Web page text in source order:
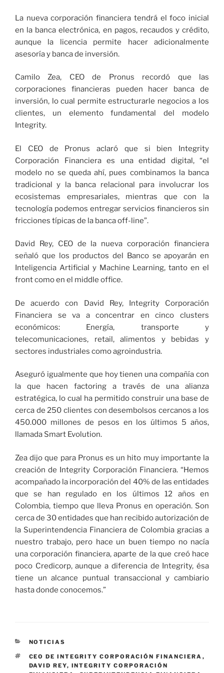
La nueva corporación financiera tendrá el foco inicial
en la banca electrónica, en pagos, recaudos y crédito,
aunque la licencia permite hacer adicionalmente
asesoría y banca de inversión.
Camilo Zea, CEO de Pronus recordó que las
corporaciones financieras pueden hacer banca de
inversión, lo cual permite estructurarle negocios a los
clientes, un elemento fundamental del modelo
Integrity.
El CEO de Pronus aclaró que si bien Integrity
Corporación Financiera es una entidad digital, “el
modelo no se queda ahí, pues combinamos la banca
tradicional y la banca relacional para involucrar los
ecosistemas empresariales, mientras que con la
tecnología podemos entregar servicios financieros sin
fricciones típicas de la banca off-line”.
David Rey, CEO de la nueva corporación financiera
señaló que los productos del Banco se apoyarán en
Inteligencia Artificial y Machine Learning, tanto en el
front como en el middle office.
De acuerdo con David Rey, Integrity Corporación
Financiera se va a concentrar en cinco clusters
económicos: Energía, transporte y
telecomunicaciones, retail, alimentos y bebidas y
sectores industriales como agroindustria.
Aseguró igualmente que hoy tienen una compañía con
la que hacen factoring a través de una alianza
estratégica, lo cual ha permitido construir una base de
cerca de 250 clientes con desembolsos cercanos a los
450.000 millones de pesos en los últimos 5 años,
llamada Smart Evolution.
Zea dijo que para Pronus es un hito muy importante la
creación de Integrity Corporación Financiera. “Hemos
acompañado la incorporación del 40% de las entidades
que se han regulado en los últimos 12 años en
Colombia, tiempo que lleva Pronus en operación. Son
cerca de 30 entidades que han recibido autorización de
la Superintendencia Financiera de Colombia gracias a
nuestro trabajo, pero hace un buen tiempo no nacía
una corporación financiera, aparte de la que creó hace
poco Credicorp, aunque a diferencia de Integrity, ésa
tiene un alcance puntual transaccional y cambiario
hasta donde conocemos.”
CATEGORÍAS
NOTICIAS
ETIQUETAS
CEO DE INTEGRITY CORPORACIÓN FINANCIERA ,
DAVID REY, INTEGRITY CORPORACIÓN